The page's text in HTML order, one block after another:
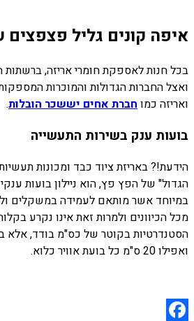
איפה קונים גליל
בכל חנות לאספקת חומרי אריזה, ברשתות
ואצל החברות הגדולות והמוכרות
ואריזה כמוחברת אחים יששכר הובלות.
בועות ענק בשירות התעשייה
הידעת!? באריזת ציוד כבד ומכונות
הגדול" של הפץ פץ, הוא ניילון בועות
במיוחד אשר מותאם לעמידה במשקלים
מכל הכיוונים ולמרות זאת אינו נקרע
ואפילו 20 ס"מ כל בועת אוויר כלוא.